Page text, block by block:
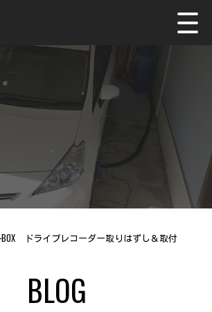
BOX ドライブレコーダー取りはずし＆取付
BLOG